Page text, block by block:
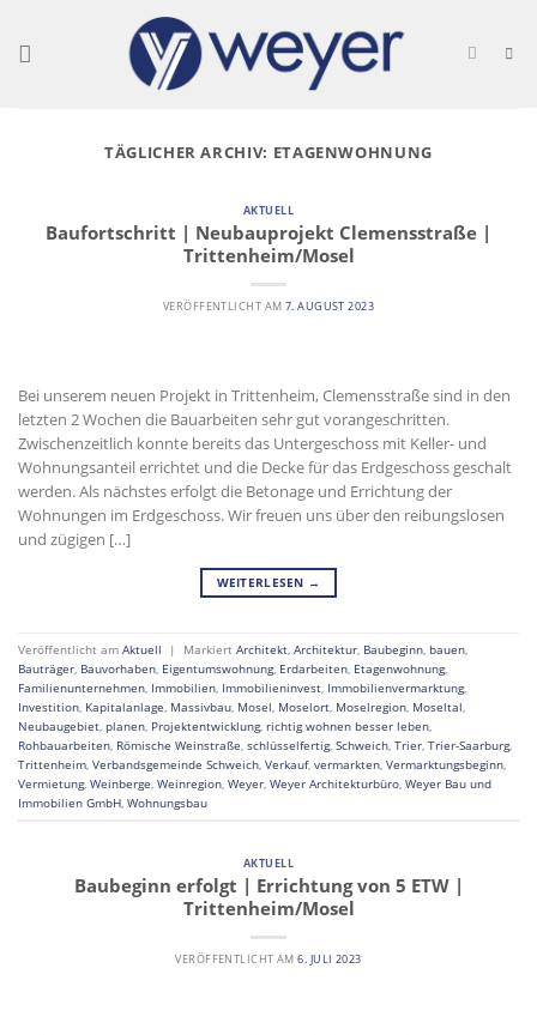
content
TÄGLICHER ARCHIV: ETAGENWOHNUNG
AKTUELL
Baufortschritt | Neubauprojekt Clemensstraße |
Trittenheim/Mosel
VERÖFFENTLICHT AM 7. AUGUST 2023
Bei unserem neuen Projekt in Trittenheim, Clemensstraße sind in den
letzten 2 Wochen die Bauarbeiten sehr gut vorangeschritten.
Zwischenzeitlich konnte bereits das Untergeschoss mit Keller- und
Wohnungsanteil errichtet und die Decke für das Erdgeschoss geschalt
werden. Als nächstes erfolgt die Betonage und Errichtung der
Wohnungen im Erdgeschoss. Wir freuen uns über den reibungslosen
und zügigen […]
WEITERLESEN →
Veröffentlicht am Aktuell | Markiert Architekt, Architektur, Baubeginn, bauen,
Bauträger, Bauvorhaben, Eigentumswohnung, Erdarbeiten, Etagenwohnung,
Familienunternehmen, Immobilien, Immobilieninvest, Immobilienvermarktung,
Investition, Kapitalanlage, Massivbau, Mosel, Moselort, Moselregion, Moseltal,
Neubaugebiet, planen, Projektentwicklung, richtig wohnen besser leben,
Rohbauarbeiten, Römische Weinstraße, schlüsselfertig, Schweich, Trier, Trier-Saarburg,
Trittenheim, Verbandsgemeinde Schweich, Verkauf, vermarkten, Vermarktungsbeginn,
Vermietung, Weinberge, Weinregion, Weyer, Weyer Architekturbüro, Weyer Bau und
Immobilien GmbH, Wohnungsbau
AKTUELL
Baubeginn erfolgt | Errichtung von 5 ETW |
Trittenheim/Mosel
VERÖFFENTLICHT AM6. JULI 2023